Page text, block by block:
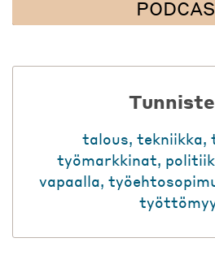
talous, tekniikka,
työmarkkinat,
vapaalla,